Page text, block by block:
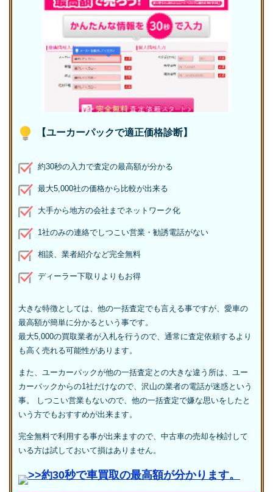
【ユーカーパックで適正価格診断】
約30秒の入力で査定の最高額が分かる
最大5,000社の価格から比較が出来る
大手から地方の会社までネットワーク化
1社のみの連絡でしつこい営業・勧誘電話がない
相談、業者紹介など完全無料
ディーラー下取りよりもお得
大きな特徴としては、他の一括査定でも言える事ですが、愛車の
最高額が簡単に分かるという事です。
最大5,000の買取業者が入札を行うので、通常に査定依頼するより
も高く売れる可能性があります。
また、ユーカーパックが他の一括査定との大きな違う所は、ユー
カーパックからの1社だけなので、沢山の業者の電話が迷惑という
事。 しつこい営業もないので、他の一括査定で嫌な思いをしたと
いう方でもおすすめが出来ます。
完全無料で利用する事が出来ますので、中古車の売却を検討して
いる方は試しておいて損はありません。
>>約30秒で車買取の最高額が分かります。